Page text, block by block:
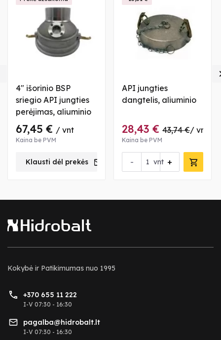
4" išorinio BSP
sriegio API jungties
perėjimas, aliuminio
67,45 € / vnt
Kaina be PVM
Klausti dėl prekės
API jungties
dangtelis, aliuminio
28,43 € 43,74 €/ vnt
Kaina be PVM
- +
vnt
Kokybė ir Patikimumas nuo 1995
+370 655 11 222
I-V 07:30 - 16:30
pagalba@hidrobalt.lt
I-V 07:30 - 16:30